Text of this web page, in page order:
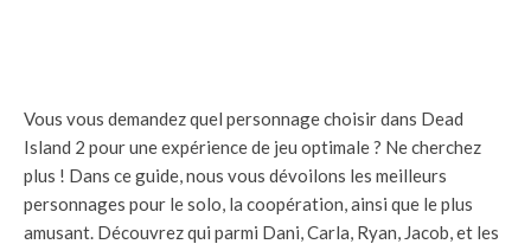
Vous vous demandez quel personnage choisir dans Dead
Island 2 pour une expérience de jeu optimale ? Ne cherchez
plus ! Dans ce guide, nous vous dévoilons les meilleurs
personnages pour le solo, la coopération, ainsi que le plus
amusant. Découvrez qui parmi Dani, Carla, Ryan, Jacob, et les